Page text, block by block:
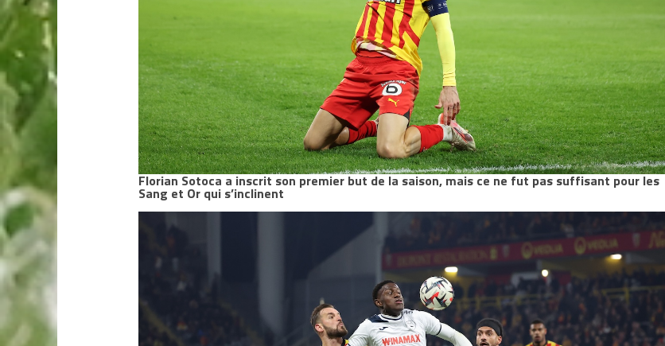
Florian Sotoca a inscrit son premier but de la saison, mais ce ne fut pas suffisant pour les
Sang et Or qui s’inclinent